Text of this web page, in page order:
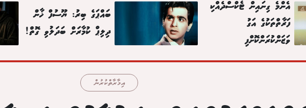
އެންމެ ގިނައިން ޓެކްސްދެއްކި
ފަރާތްތަކުގެ އަގު
ވަޒަންކުރަންކޮށްފި
ބައްޕަގެ ބިރު: ޔޫސުފް ޚާން
ދިލިޕް ކުމާރަށް ބަދަލުވި ގޮތް!
އިމާރާތްކުރުން